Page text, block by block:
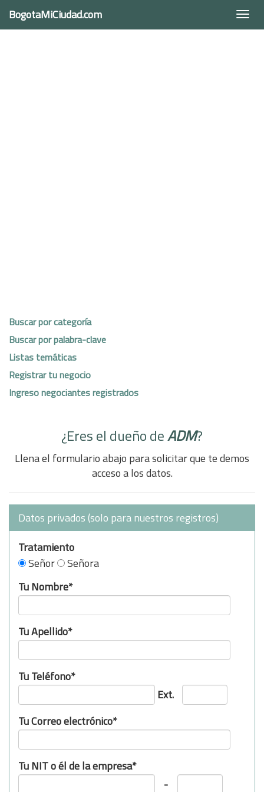
BogotaMiCiudad.com
Buscar por categoría
Buscar por palabra-clave
Listas temáticas
Registrar tu negocio
Ingreso negociantes registrados
¿Eres el dueño deADM?
Llena el formulario abajo para solicitar que te demos
acceso a los datos.
Datos privados (solo para nuestros registros)
Tratamiento
Señor
Señora
Tu Nombre*
Tu Apellido*
Tu Teléfono*
Ext.
Tu Correo electrónico*
Tu NIT o él de la empresa*
-